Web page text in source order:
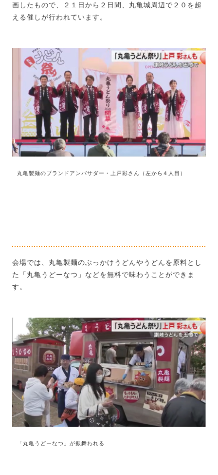
画したもので、２１日から２日間、丸亀城周辺で２０を超
える催しが行われています。
丸亀製麺のブランドアンバサダー・上戸彩さん（左から４人目）
会場では、丸亀製麺のぶっかけうどんやうどんを原料とし
た「丸亀うどーなつ」などを無料で味わうことができま
す。
「丸亀うどーなつ」が振舞われる